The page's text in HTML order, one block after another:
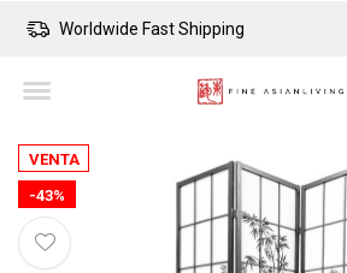
Worldwide Fast Shipping
VENTA
-43%